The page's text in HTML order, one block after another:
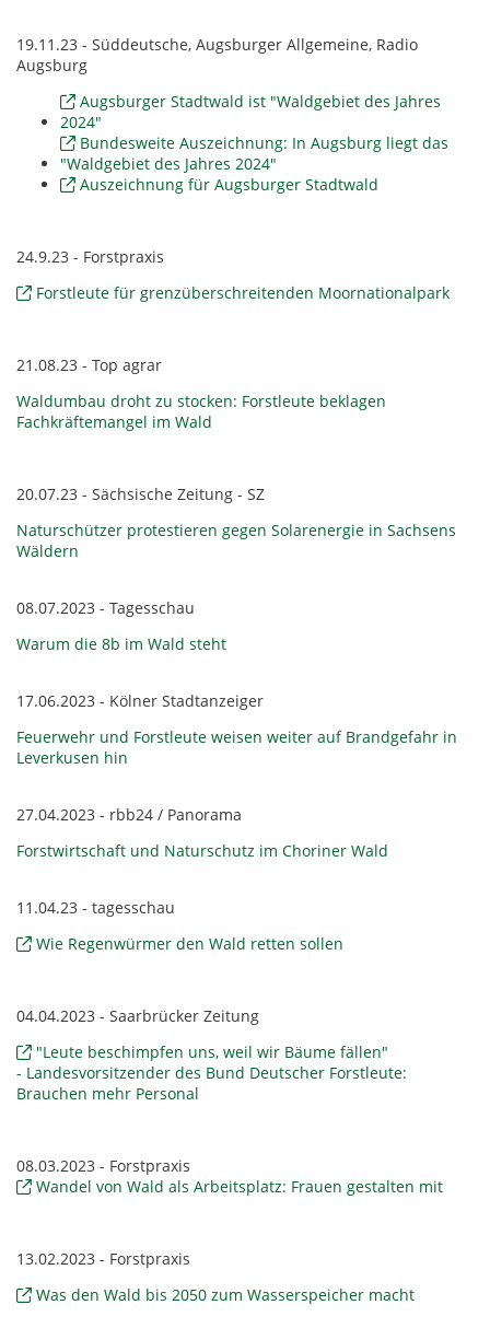
19.11.23 - Süddeutsche, Augsburger Allgemeine, Radio
Augsburg
Augsburger Stadtwald ist "Waldgebiet des Jahres
2024"
Bundesweite Auszeichnung: In Augsburg liegt das
"Waldgebiet des Jahres 2024"
Auszeichnung für Augsburger Stadtwald
24.9.23 - Forstpraxis
Forstleute für grenzüberschreitenden Moornationalpark
21.08.23 - Top agrar
Waldumbau droht zu stocken: Forstleute beklagen
Fachkräftemangel im Wald
20.07.23 - Sächsische Zeitung - SZ
Naturschützer protestieren gegen Solarenergie in Sachsens
Wäldern
08.07.2023 - Tagesschau
Warum die 8b im Wald steht
17.06.2023 - Kölner Stadtanzeiger
Feuerwehr und Forstleute weisen weiter auf Brandgefahr in
Leverkusen hin
27.04.2023 - rbb24 / Panorama
Forstwirtschaft und Naturschutz im Choriner Wald
11.04.23 - tagesschau
Wie Regenwürmer den Wald retten sollen
04.04.2023 - Saarbrücker Zeitung
"Leute beschimpfen uns, weil wir Bäume fällen"
- Landesvorsitzender des Bund Deutscher Forstleute:
Brauchen mehr Personal
08.03.2023 - Forstpraxis
Wandel von Wald als Arbeitsplatz: Frauen gestalten mit
13.02.2023 - Forstpraxis
Was den Wald bis 2050 zum Wasserspeicher macht